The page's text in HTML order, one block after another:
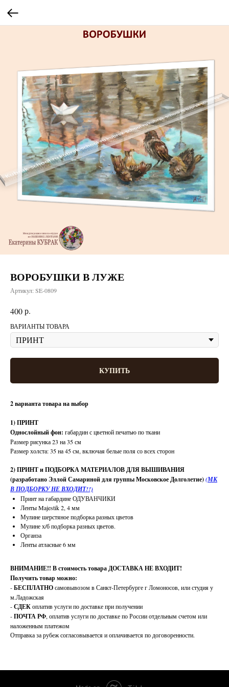
ВОРОБУШКИ В ЛУЖЕ
Артикул: SE-0809
400р.
ВАРИАНТЫ ТОВАРА
КУПИТЬ
2 варианта товара на выбор
1) ПРИНТ
Однослойный фон: габардин с цветной печатью по ткани
Размер рисунка 23 на 35 см
Размер холста: 35 на 45 см, включая белые поля со всех сторон
2) ПРИНТ и ПОДБОРКА МАТЕРИАЛОВ ДЛЯ ВЫШИВАНИЯ
(разработано Эллой Самариной для группы Московское Долголетие)(МК
В ПОДБОРКУ НЕ ВХОДИТ!!)
Принт на габардине ОДУВАНЧИКИ
Ленты Majestik 2, 4 мм
Мулине шерстяное подборка разных цветов
Мулине х/б подборка разных цветов.
Органза
Ленты атласные 6 мм
ВНИМАНИЕ!! В стоимость товара ДОСТАВКА НЕ ВХОДИТ!
Получить товар можно:
-БЕСПЛАТНОсамовывозом в Санкт-Петербурге г Ломоносов, или студия у
м.Ладожская
-СДЕКоплатив услуги по доставке при получении
-ПОЧТА РФ, оплатив услуги по доставке по России отдельным счетом или
наложенным платежом
Отправка за рубеж согласовывается и оплачивается по договоренности.